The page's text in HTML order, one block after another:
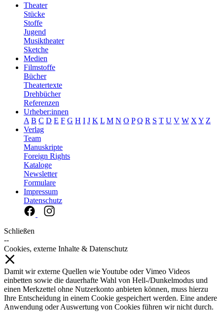
Theater
Stücke
Stoffe
Jugend
Musiktheater
Sketche
Medien
Filmstoffe
Bücher
Theatertexte
Drehbücher
Referenzen
Urheber:innen
A B C D E F G H I J K L M N O P Q R S T U V W X Y Z
Verlag
Team
Manuskripte
Foreign Rights
Kataloge
Newsletter
Formulare
Impressum
Datenschutz
Schließen
--
Cookies, externe Inhalte & Datenschutz
Damit wir externe Quellen wie Youtube oder Vimeo Videos
einbetten sowie die dauerhafte Wahl von Hell-/Dunkelmodus und
einen Merkzettel ohne Nutzerkonto anbieten können, muss hierzu
Ihre Entscheidung in einem Cookie gespeichert werden. Eine andere
Anwendung oder Auswertung von Cookies führen wir nicht durch.